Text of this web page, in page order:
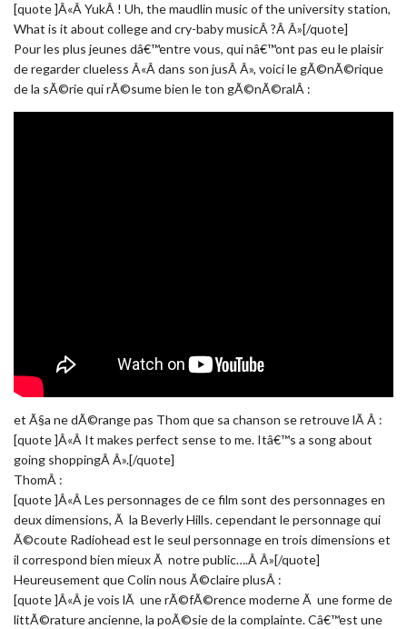
[quote ]Â«Â YukÂ ! Uh, the maudlin music of the university station,
What is it about college and cry-baby musicÂ ?Â Â»[/quote]
Pour les plus jeunes dâ€™entre vous, qui nâ€™ont pas eu le plaisir
de regarder clueless Â«Â dans son jusÂ Â», voici le gÃ©nÃ©rique
de la sÃ©rie qui rÃ©sume bien le ton gÃ©nÃ©ralÂ :
et Ã§a ne dÃ©range pas Thom que sa chanson se retrouve lÃ Â :
[quote ]Â«Â It makes perfect sense to me. Itâ€™s a song about
going shoppingÂ Â».[/quote]
ThomÂ :
[quote ]Â«Â Les personnages de ce film sont des personnages en
deux dimensions, Ã la Beverly Hills. cependant le personnage qui
Ã©coute Radiohead est le seul personnage en trois dimensions et
il correspond bien mieux Ã notre public….Â Â»[/quote]
Heureusement que Colin nous Ã©claire plusÂ :
[quote ]Â«Â je vois lÃ une rÃ©fÃ©rence moderne Ã une forme de
littÃ©rature ancienne, la poÃ©sie de la complainte. Câ€™est une